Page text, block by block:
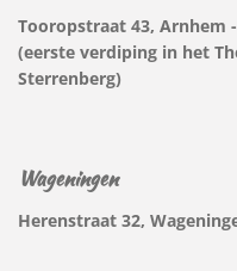
Tooropstraat 43, Arnhem
(eerste verdiping in het
Sterrenberg)
Wageningen
Herenstraat 32,